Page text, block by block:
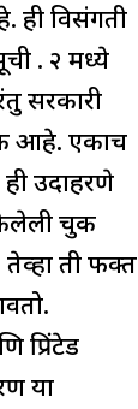
ही विसंगती
क्र. २ मध्ये
सरकारी
आहे. एकाच
उदाहरणे
केलेली चुक
तेव्हा ती फक्त
प्रिंटेड
या